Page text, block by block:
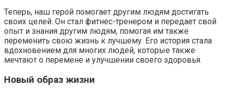
Теперь, наш герой помогает другим людям достигать
своих целей. Он стал фитнес-тренером и передает свой
опыт и знания другим людям, помогая им также
переменить свою жизнь к лучшему. Его история стала
вдохновением для многих людей, которые также
мечтают о перемене и улучшении своего здоровья.
Новый образ жизни